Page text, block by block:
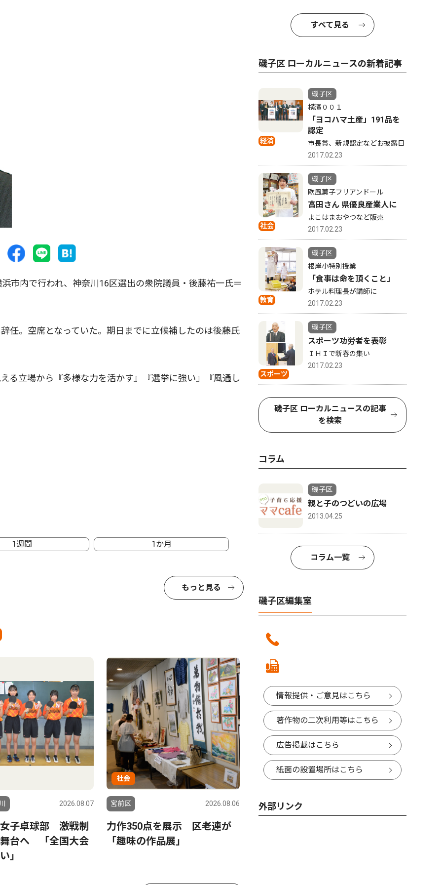
内で行われ、神奈川16区選出の衆院議員・後藤祐一氏＝
。空席となっていた。期日までに立候補したのは後藤氏
立場から『多様な力を活かす』『選挙に強い』『風通し
1週間 1か月
もっと見る
2026.08.07
子卓球部 激戦制
台へ 「全国大会
」
社会
宮前区 2026.08.06
力作350点を展示 区老連が
「趣味の作品展」
すべて見る
磯子区 ローカルニュースの新着記事
経済
磯子区
横濱００１
「ヨコハマ土産」191品を
認定
市長賞、新規認定などお披露目
2017.02.23
社会
磯子区
欧風菓子フリアンドール
高田さん 県優良産業人に
よこはまおやつなど販売
2017.02.23
教育
磯子区
根岸小特別授業
「食事は命を頂くこと」
ホテル料理長が講師に
2017.02.23
スポーツ
磯子区
スポーツ功労者を表彰
ＩＨＩで新春の集い
2017.02.23
磯子区 ローカルニュースの記事
を検索
コラム
磯子区
親と子のつどいの広場
2013.04.25
コラム一覧
磯子区編集室
情報提供・ご意見はこちら
著作物の二次利用等はこちら
広告掲載はこちら
紙面の設置場所はこちら
外部リンク